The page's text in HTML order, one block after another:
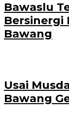
Bawaslu
Bersinergi
Bawang
Usai
Bawang